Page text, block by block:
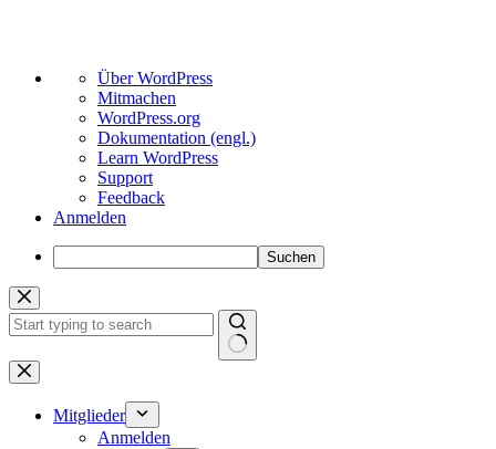
Über
WordPress
Über WordPress
Mitmachen
WordPress.org
Dokumentation (engl.)
Learn WordPress
Support
Feedback
Anmelden
Suchen
Zum
Inhalt
springen
Keine
Ergebnisse
Mitglieder
Anmelden